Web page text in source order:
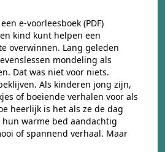
e-voorleesboek (PDF)
kind kunt helpen een
overwinnen. Lang geleden
mondeling als
Dat was niet voor niets.
Als kinderen jong zijn,
of boeiende verhalen voor als
heerlijk is het als ze de dag
warme bed aandachtig
of spannend verhaal. Maar